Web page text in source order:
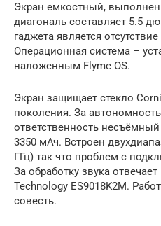
Экран емкостный, выполнен
диагональ составляет 5.5
гаджета является
Операционная система –
наложенным Flyme OS.
Экран защищает стекло
поколения. За
ответственность
3350 мАч. Встроен
ГГц) так что проблем с
За обработку звука
Technology ES9018K2M.
совесть.